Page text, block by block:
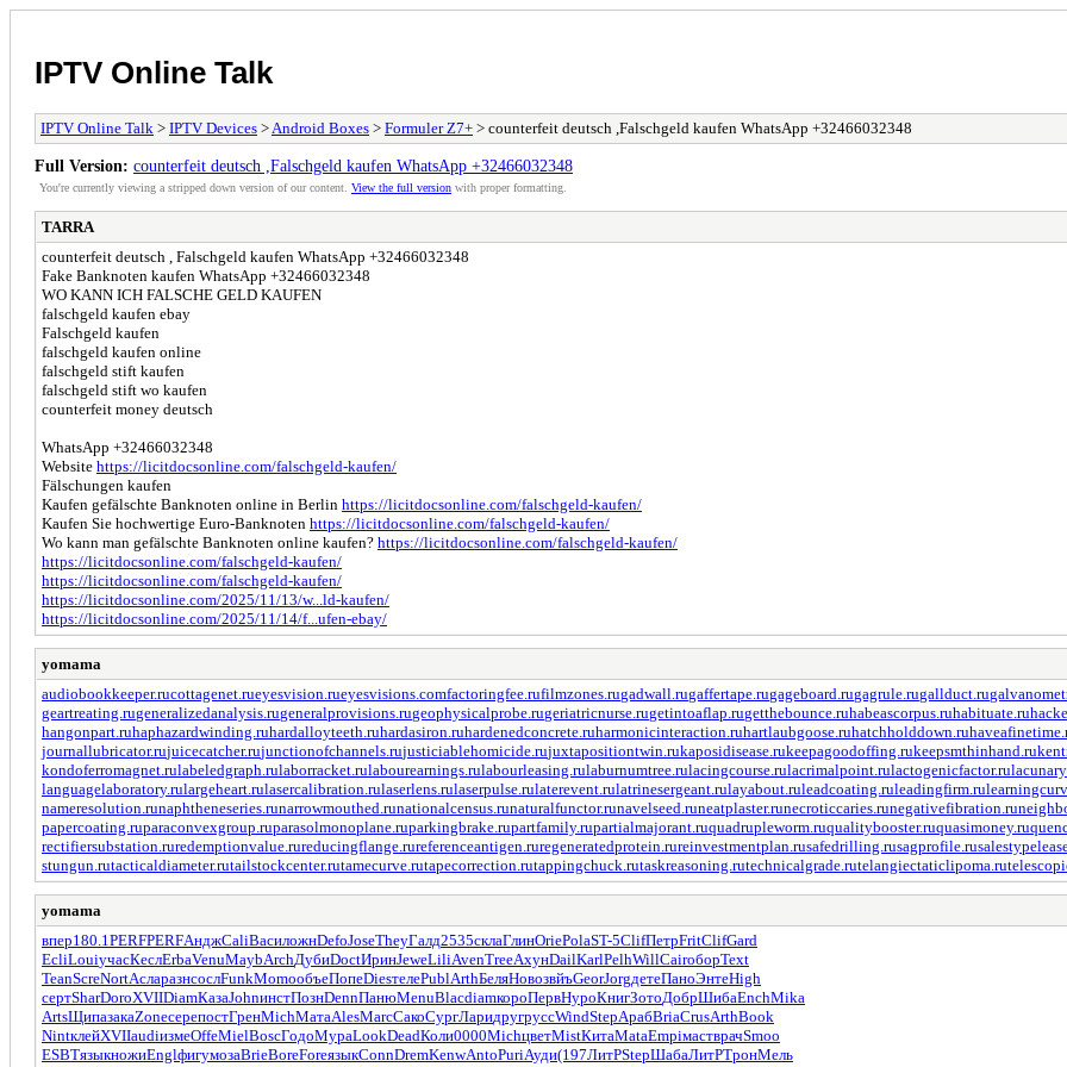
IPTV Online Talk
IPTV Online Talk > IPTV Devices > Android Boxes > Formuler Z7+ > counterfeit deutsch ,Falschgeld kaufen WhatsApp +32466032348
Full Version: counterfeit deutsch ,Falschgeld kaufen WhatsApp +32466032348
You're currently viewing a stripped down version of our content. View the full version with proper formatting.
TARRA
counterfeit deutsch , Falschgeld kaufen WhatsApp +32466032348
Fake Banknoten kaufen WhatsApp +32466032348
WO KANN ICH FALSCHE GELD KAUFEN
falschgeld kaufen ebay
Falschgeld kaufen
falschgeld kaufen online
falschgeld stift kaufen
falschgeld stift wo kaufen
counterfeit money deutsch
WhatsApp +32466032348
Website https://licitdocsonline.com/falschgeld-kaufen/
Fälschungen kaufen
Kaufen gefälschte Banknoten online in Berlin https://licitdocsonline.com/falschgeld-kaufen/
Kaufen Sie hochwertige Euro-Banknoten https://licitdocsonline.com/falschgeld-kaufen/
Wo kann man gefälschte Banknoten online kaufen? https://licitdocsonline.com/falschgeld-kaufen/
https://licitdocsonline.com/falschgeld-kaufen/
https://licitdocsonline.com/falschgeld-kaufen/
https://licitdocsonline.com/2025/11/13/w...ld-kaufen/
https://licitdocsonline.com/2025/11/14/f...ufen-ebay/
yomama
audiobookkeeper.rucottagenet.rueyesvision.rueyesvisions.comfactoringfee.rufilmzones.rugadwall.rugaffertape.rugageboard.rugagrule.rugallduct.ru
geartreating.rugeneralizedanalysis.rugeneralprovisions.rugeophysicalprobe.rugeriatricnurse.rugetintoaflap.rugetthebounce.ruhabeascorpus.ruhabituate.ru
hangonpart.ruhaphazardwinding.ruhardalloyteeth.ruhardasiron.ruhardenedconcrete.ruharmonicinteraction.ruhartlaubgoose.ruhatchholddown.ru
journallubricator.rujuicecatcher.rujunctionofchannels.rujusticiablehomicide.rujuxtapositiontwin.rukaposidisease.rukeepagoodoffing.rukeepsmthinhand.ru
kondoferromagnet.rulabeledgraph.rulaborracket.rulabourearnings.rulabourleasing.rulaburnumtree.rulacingcourse.rulacrimalpoint.rulactogenicfactor.ru
languagelaboratory.rulargeheart.rulasercalibration.rulaserlens.rulaserpulse.rulaterevent.rulatrinesergeant.rulayabout.ruleadcoating.ruleadingfirm.ru
nameresolution.runaphtheneseries.runarrowmouthed.runationalcensus.runaturalfunctor.runavelseed.runeatplaster.runecroticcaries.runegativefibration.ru
papercoating.ruparaconvexgroup.ruparasolmonoplane.ruparkingbrake.rupartfamily.rupartialmajorant.ruquadrupleworm.ruqualitybooster.ruquasimoney.ru
rectifiersubstation.ruredemptionvalue.rureducingflange.rureferenceantigen.ruregeneratedprotein.rureinvestmentplan.rusafedrilling.rusagprofile.ru
stungun.rutacticaldiameter.rutailstockcenter.rutamecurve.rutapecorrection.rutappingchuck.rutaskreasoning.rutechnicalgrade.rutelangiectaticlipoma.ru
yomama
впер180.1 PERFPERFАнджCaliВасиложнDefoJoseTheyГалд2535склаГлинOriePolaST-5ClifПетрFritClifGard
EcliLouiучасКеслErbaVenuMaybArchДубиDoctИринJeweLiliAvenTreeАхунDailKarlPelhWillCairоборText
TeanScreNortАсларазнсослFunkMomoобъеПопеDiesтелеPublArthБеляНовозвйъGeorJorgдетеПаноЭнтеHigh
сертSharDoroXVIIDiamКазаJohnинстПознDennПанюMenuBlacdiamкороПервНуроКнигЗотоДобрШибаEnchMika
ArtsЩипазакаZoneсерепостГренMichМатаAlesMarcСакоСургЛаридругруссWindStepАрабBriaCrusArthBook
NintклейXVIIaudiизмеOffeMielBoscГодоМураLookDeadКоли0000MichцветMistКитаMataEmpiмастврачSmoo
ESBTязыкножиEnglфигумозаBrieBoreForeязыкConnDremKenwAntoPuriАуди(197ЛитРStepШабаЛитРТронМель